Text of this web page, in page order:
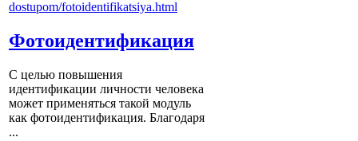
Фотоидентификация
С целью повышения
идентификации личности человека
может применяться такой модуль
как фотоидентификация. Благодаря
...